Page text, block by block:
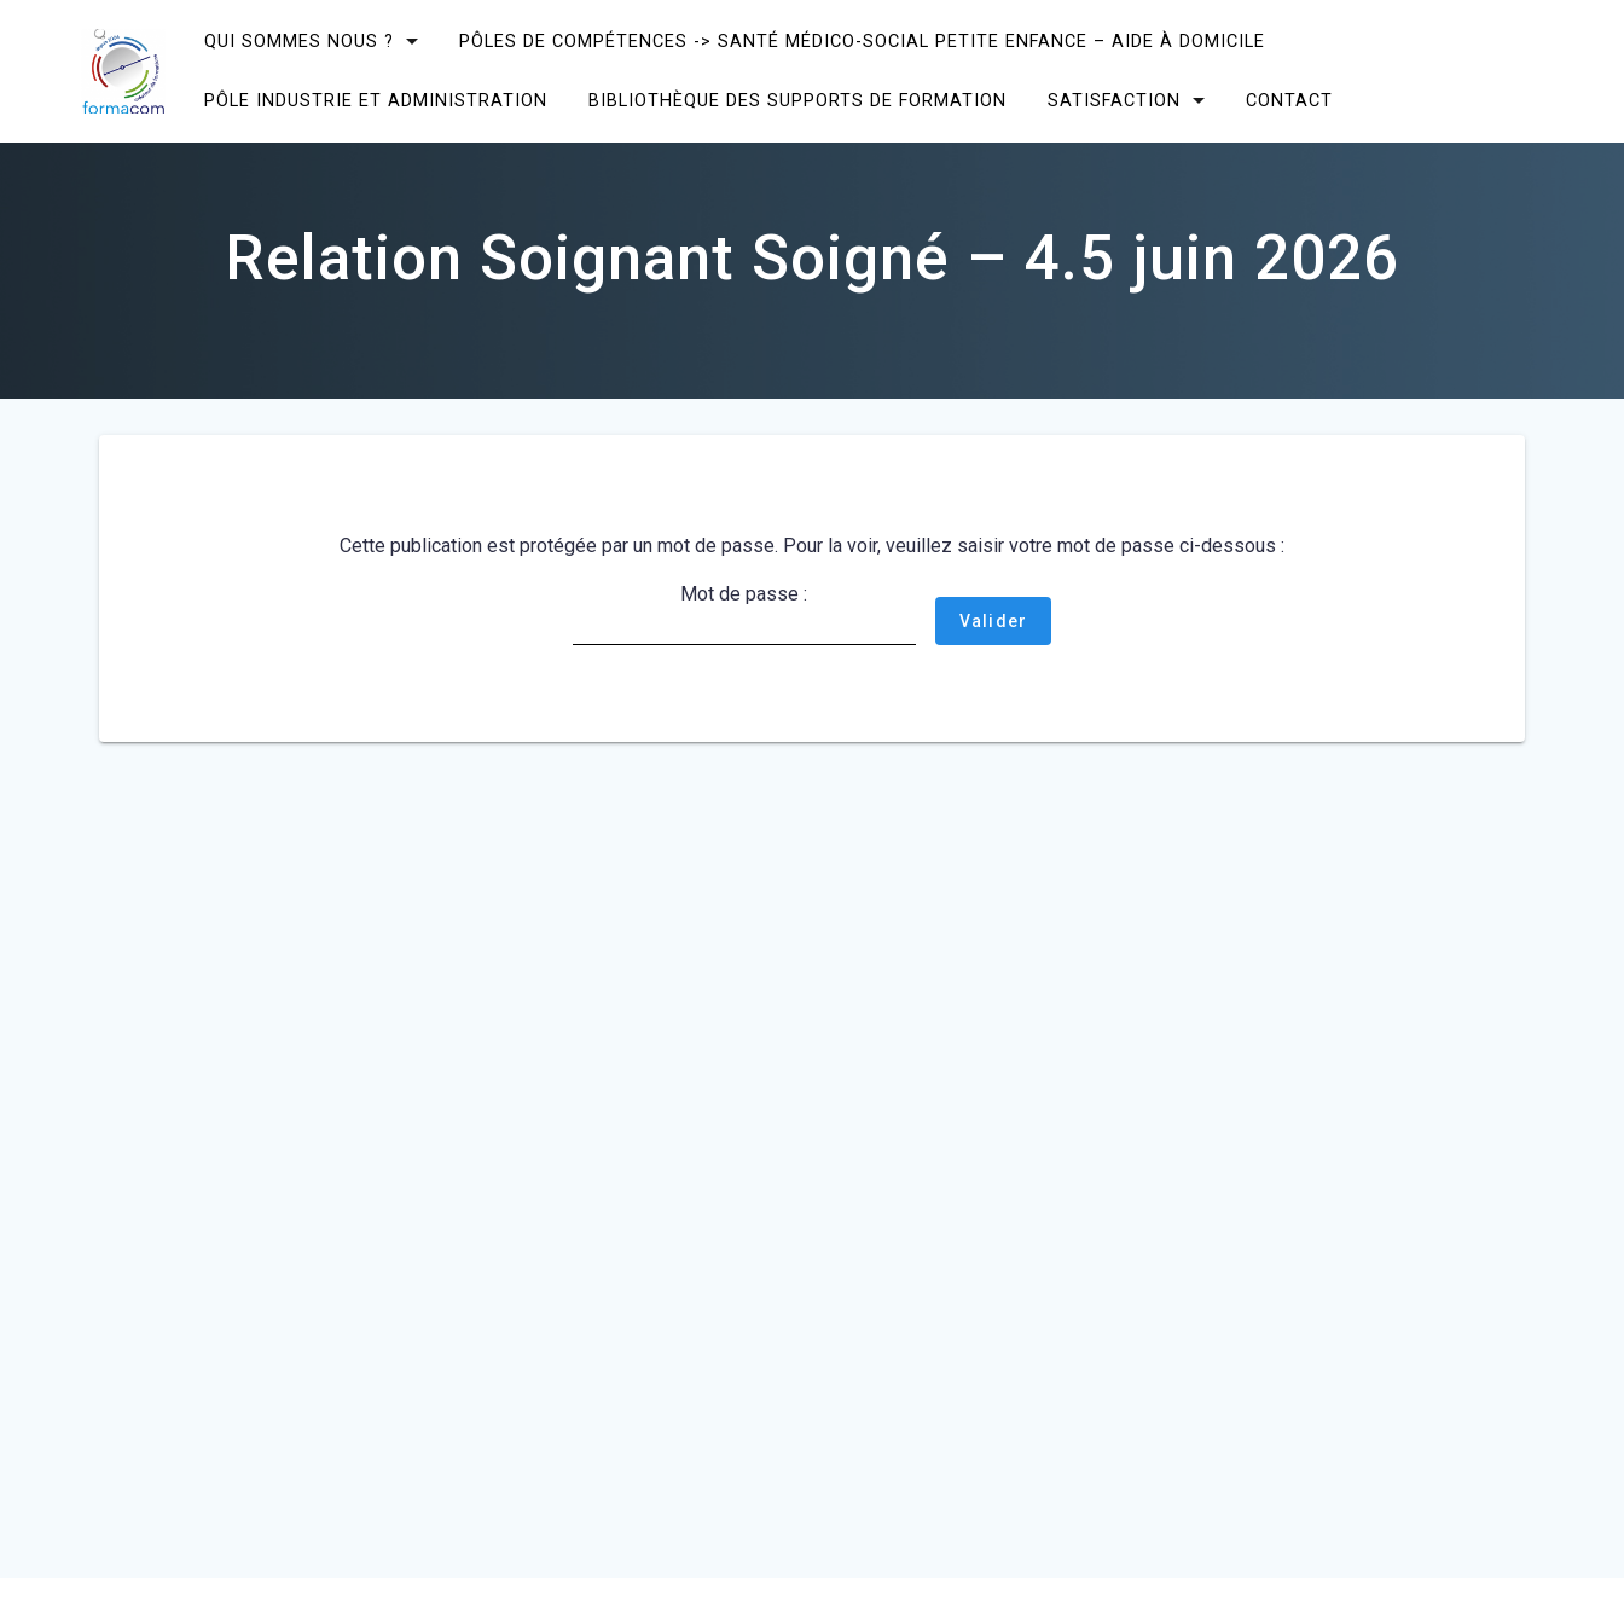
QUI SOMMES NOUS ? PÔLES DE COMPÉTENCES -> SANTÉ MÉDICO-SOCIAL PETITE ENFANCE – AIDE À DOMICILE
PÔLE INDUSTRIE ET ADMINISTRATION BIBLIOTHÈQUE DES SUPPORTS DE FORMATION SATISFACTION CONTACT
Relation Soignant Soigné – 4.5 juin 2026
Cette publication est protégée par un mot de passe. Pour la voir, veuillez saisir votre mot de passe ci-dessous :
Mot de passe :